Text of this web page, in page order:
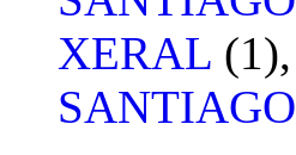
XERAL (1),
SANTIAGO